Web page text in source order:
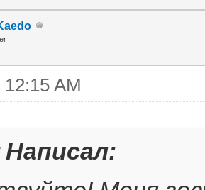
AM
Написал: